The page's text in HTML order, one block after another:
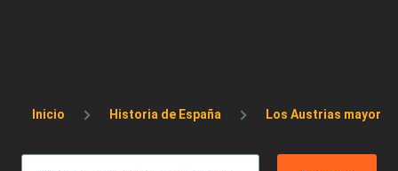
Sobrescribir enlaces de ayuda a la
Inicio Historia de España Los Austrias